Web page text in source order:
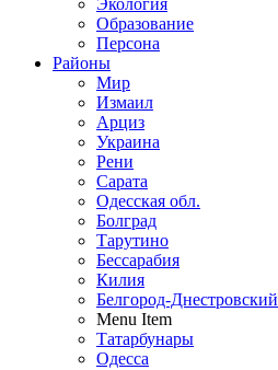
Экология
Образование
Персона
Районы
Мир
Измаил
Арциз
Украина
Рени
Сарата
Одесская обл.
Болград
Тарутино
Бессарабия
Килия
Белгород-Днестровский
Menu Item
Татарбунары
Одесса